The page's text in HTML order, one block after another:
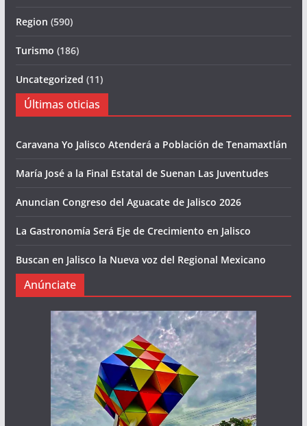
Region (590)
Turismo (186)
Uncategorized (11)
Últimas oticias
Caravana Yo Jalisco Atenderá a Población de Tenamaxtlán
María José a la Final Estatal de Suenan Las Juventudes
Anuncian Congreso del Aguacate de Jalisco 2026
La Gastronomía Será Eje de Crecimiento en Jalisco
Buscan en Jalisco la Nueva voz del Regional Mexicano
Anúnciate